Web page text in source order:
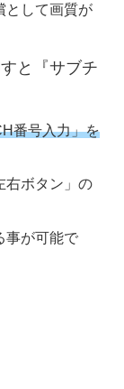
として画質が
と『サブチ
番号入力」を
右ボタン」の
事が可能で